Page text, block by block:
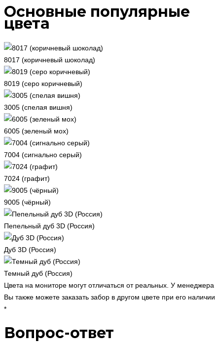
Основные популярные
цвета
8017 (коричневый шоколад)
8019 (серо коричневый)
3005 (спелая вишня)
6005 (зеленый мох)
7004 (сигнально серый)
7024 (графит)
9005 (чёрный)
Пепельный дуб 3D (Россия)
Дуб 3D (Россия)
Темный дуб (Россия)
Цвета на мониторе могут отличаться от реальных. У менеджера
Вы также можете заказать забор в другом цвете при его наличии
*
Вопрос-ответ